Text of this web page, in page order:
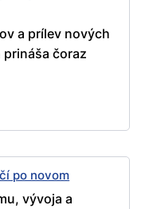
a prílev nových
čoraz
po novom
vývoja a